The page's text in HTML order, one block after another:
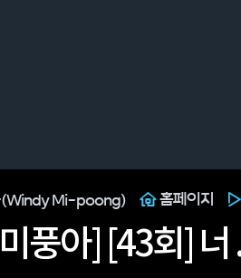
(Windy Mi-poong) 홈페이지
풍아] [43회]